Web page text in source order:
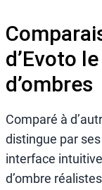
d’Evoto
d’ombres
Comparé à
distingue par
interface
d’ombre